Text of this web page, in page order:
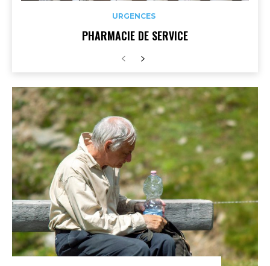
URGENCES
PHARMACIE DE SERVICE